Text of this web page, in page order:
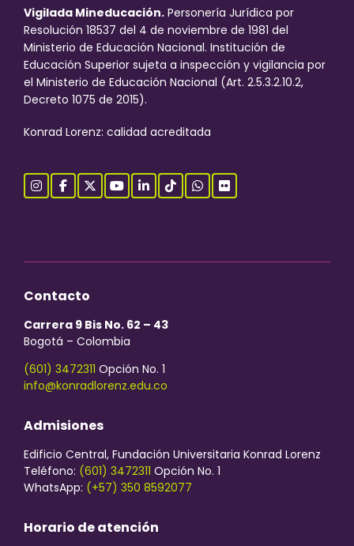
Vigilada Mineducación. Personería Jurídica por
Resolución 18537 del 4 de noviembre de 1981 del
Ministerio de Educación Nacional. Institución de
Educación Superior sujeta a inspección y vigilancia por
el Ministerio de Educación Nacional (Art. 2.5.3.2.10.2,
Decreto 1075 de 2015).
Konrad Lorenz: calidad acreditada
Contacto
Carrera 9 Bis No. 62 – 43
Bogotá – Colombia
(601) 3472311 Opción No. 1
info@konradlorenz.edu.co
Admisiones
Edificio Central, Fundación Universitaria Konrad Lorenz
Teléfono: (601) 3472311 Opción No. 1
WhatsApp: (+57) 350 8592077
Horario de atención